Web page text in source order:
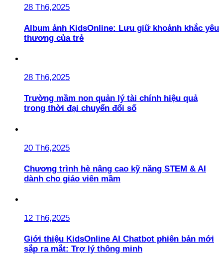
28 Th6,2025
Album ảnh KidsOnline: Lưu giữ khoảnh khắc yêu
thương của trẻ
28 Th6,2025
Trường mầm non quản lý tài chính hiệu quả
trong thời đại chuyển đổi số
20 Th6,2025
Chương trình hè nâng cao kỹ năng STEM & AI
dành cho giáo viên mầm
12 Th6,2025
Giới thiệu KidsOnline AI Chatbot phiên bản mới
sắp ra mắt: Trợ lý thông minh